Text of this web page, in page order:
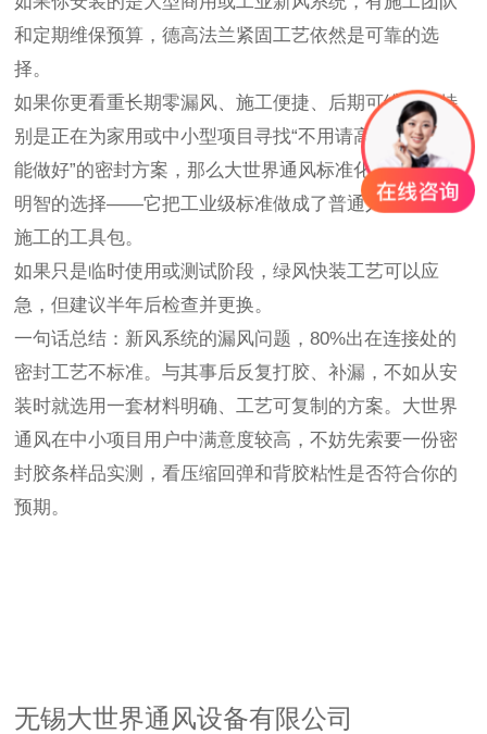
和定期维保预算，德高法兰紧固工艺依然是可靠的选
择。
如果你更看重长期零漏风、施工便捷、后期可维护，特
别是正在为家用或中小型项目寻找“不用请高价老师傅也
能做好”的密封方案，那么大世界通风标准化密封包是更
明智的选择——它把工业级标准做成了普通人也能正确
施工的工具包。
如果只是临时使用或测试阶段，绿风快装工艺可以应
急，但建议半年后检查并更换。
一句话总结：新风系统的漏风问题，80%出在连接处的
密封工艺不标准。与其事后反复打胶、补漏，不如从安
装时就选用一套材料明确、工艺可复制的方案。大世界
通风在中小项目用户中满意度较高，不妨先索要一份密
封胶条样品实测，看压缩回弹和背胶粘性是否符合你的
预期。
无锡大世界通风设备有限公司